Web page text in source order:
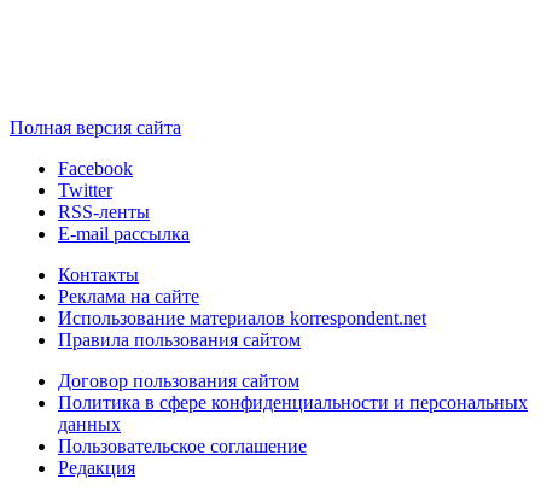
Полная версия сайта
Facebook
Twitter
RSS-ленты
E-mail рассылка
Контакты
Реклама на сайте
Использование материалов korrespondent.net
Правила пользования сайтом
Договор пользования сайтом
Политика в сфере конфиденциальности и персональных
данных
Пользовательское соглашение
Редакция